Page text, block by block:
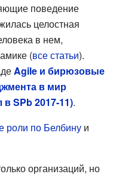
поведение
целостная
в нем,
(все статьи).
Agile и бирюзовые
в мир
SPb 2017-11).
роли по Белбину и
организаций, но